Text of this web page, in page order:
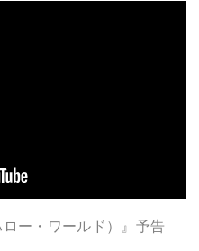
ー・ワールド）』予告